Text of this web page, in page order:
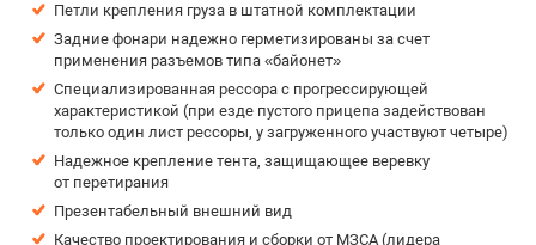
Петли крепления груза в штатной комплектации
Задние фонари надежно герметизированы за счет
применения разъемов типа «байонет»
Специализированная рессора с прогрессирующей
характеристикой (при езде пустого прицепа задействован
только один лист рессоры, у загруженного участвуют четыре)
Надежное крепление тента, защищающее веревку
от перетирания
Презентабельный внешний вид
Качество проектирования и сборки от МЗСА (лидера